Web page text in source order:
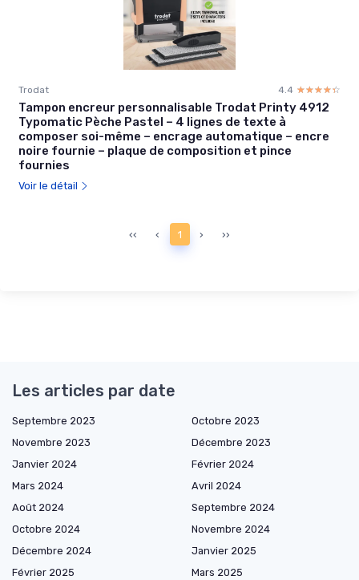
Trodat 4.4 ☆☆☆☆☆
★★★★★
Tampon encreur personnalisable Trodat Printy 4912
Typomatic Pèche Pastel – 4 lignes de texte à
composer soi-même – encrage automatique – encre
noire fournie – plaque de composition et pince
fournies
Voir le détail
‹‹ ‹ 1 › ››
Les articles par date
Septembre 2023
Octobre 2023
Novembre 2023
Décembre 2023
Janvier 2024
Février 2024
Mars 2024
Avril 2024
Août 2024
Septembre 2024
Octobre 2024
Novembre 2024
Décembre 2024
Janvier 2025
Février 2025
Mars 2025